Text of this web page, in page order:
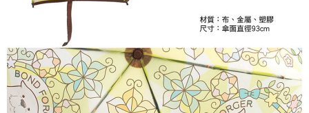
宅配-木棉花樂園專用
每筆NT$100，滿NT$1,300(含以上)免運費
宅配-離島(澎湖/金門/馬祖)-木棉花樂園專用
每筆NT$220
黑貓宅配-貨到付款